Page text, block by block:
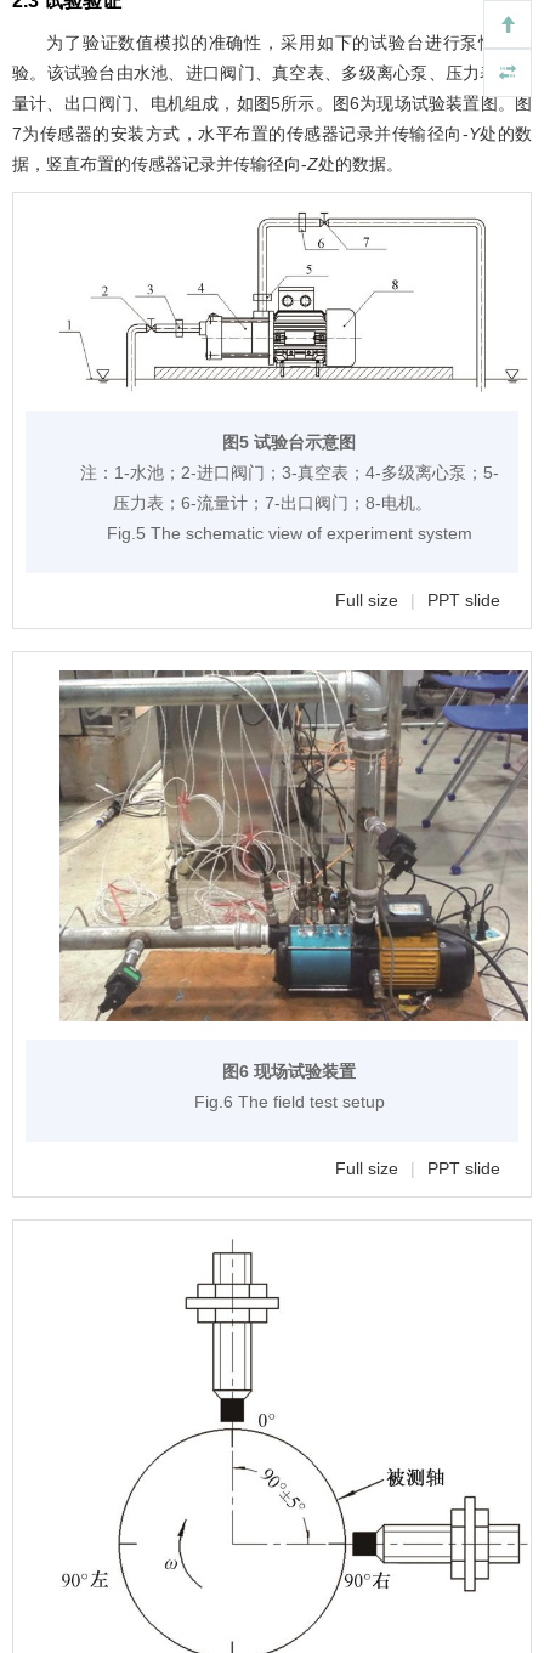
为了验证数值模拟的准确性，采用如下的试验台进行泵性能试
验。该试验台由水池、进口阀门、真空表、多级离心泵、压力表、流
量计、出口阀门、电机组成，如图5所示。 图6为现场试验装置图。图
7为传感器的安装方式，水平布置的传感器记录并传输径向-Y处的数
据，竖直布置的传感器记录并传输径向-Z处的数据。
图5 试验台示意图
注： 1-水池；2-进口阀门；3-真空表；4-多级离心泵；5-
压力表；6-流量计；7-出口阀门；8-电机。
Fig.5 The schematic view of experiment system
Full size | PPT slide
图6 现场试验装置
Fig.6 The field test setup
Full size | PPT slide